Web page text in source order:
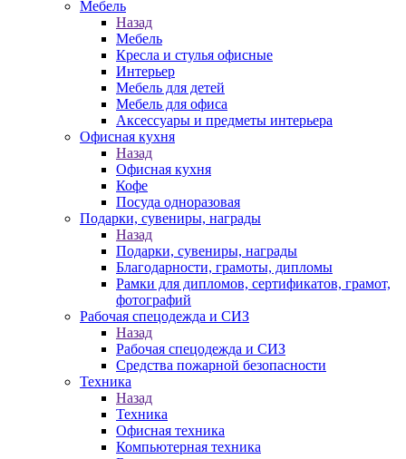
Мебель
Назад
Мебель
Кресла и стулья офисные
Интерьер
Мебель для детей
Мебель для офиса
Аксессуары и предметы интерьера
Офисная кухня
Назад
Офисная кухня
Кофе
Посуда одноразовая
Подарки, сувениры, награды
Назад
Подарки, сувениры, награды
Благодарности, грамоты, дипломы
Рамки для дипломов, сертификатов, грамот,
фотографий
Рабочая спецодежда и СИЗ
Назад
Рабочая спецодежда и СИЗ
Средства пожарной безопасности
Техника
Назад
Техника
Офисная техника
Компьютерная техника